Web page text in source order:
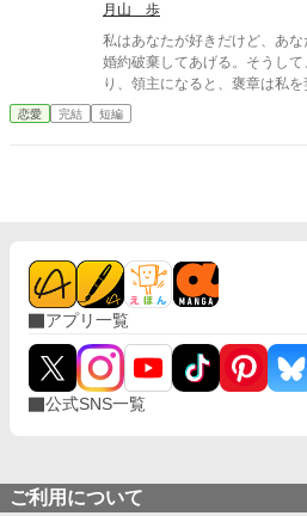
と友人の恋を応援したい。 そ
気持ち
月山 歩
私はあなたが好きだけど、あな
婚約破棄してあげる。そうし
り、領主になると、褒章は私
のことはもういいの？それと
した私への復讐なの？ こちらは恋愛ファンタジーです。 貴族の設
恋愛 完結 短編
アプリ一覧
公式SNS一覧
ご利用について